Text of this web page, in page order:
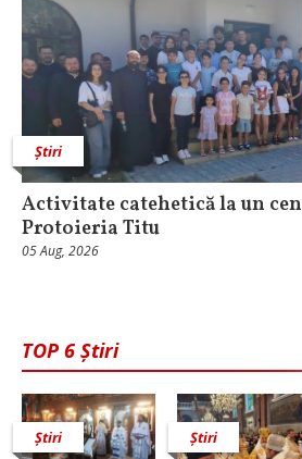
Știri
Activitate catehetică la un
Protoieria Titu
05 Aug, 2026
TOP 6 Știri
Știri Știri